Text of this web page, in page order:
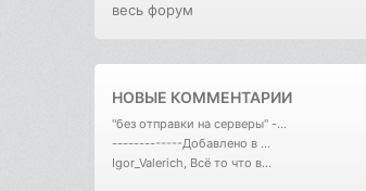
весь форум
НОВЫЕ КОММЕНТАРИИ
"без отправки на серверы" -...
-------------Добавлено в ...
Igor_Valerich, Всё то что в...